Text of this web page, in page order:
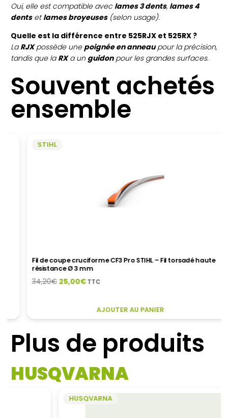
Oui, elle est compatible avec lames 3 dents, lames 4
dentsetlames broyeuses(selon usage).
Quelle est la différence entre 525RJX et 525RX ?
LaRJXpossède une poignée en anneaupour la précision,
tandis que laRXa un guidonpour les grandes surfaces.
Souvent achetés
ensemble
PRODUIT
PLUSIEURS
VARIATIONS.
OPTIONS
STIHL
Fil de coupe cruciforme CF3 Pro STIHL – Fil torsadé haute
résistance Ø 3 mm
34,20€Le
25,00€Le
TTC
AJOUTER AU PANIER
Plus de produits
HUSQVARNA